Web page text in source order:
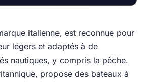
italienne, est reconnue pour
légers et adaptés à de
nautiques, y compris la pêche.
propose des bateaux à